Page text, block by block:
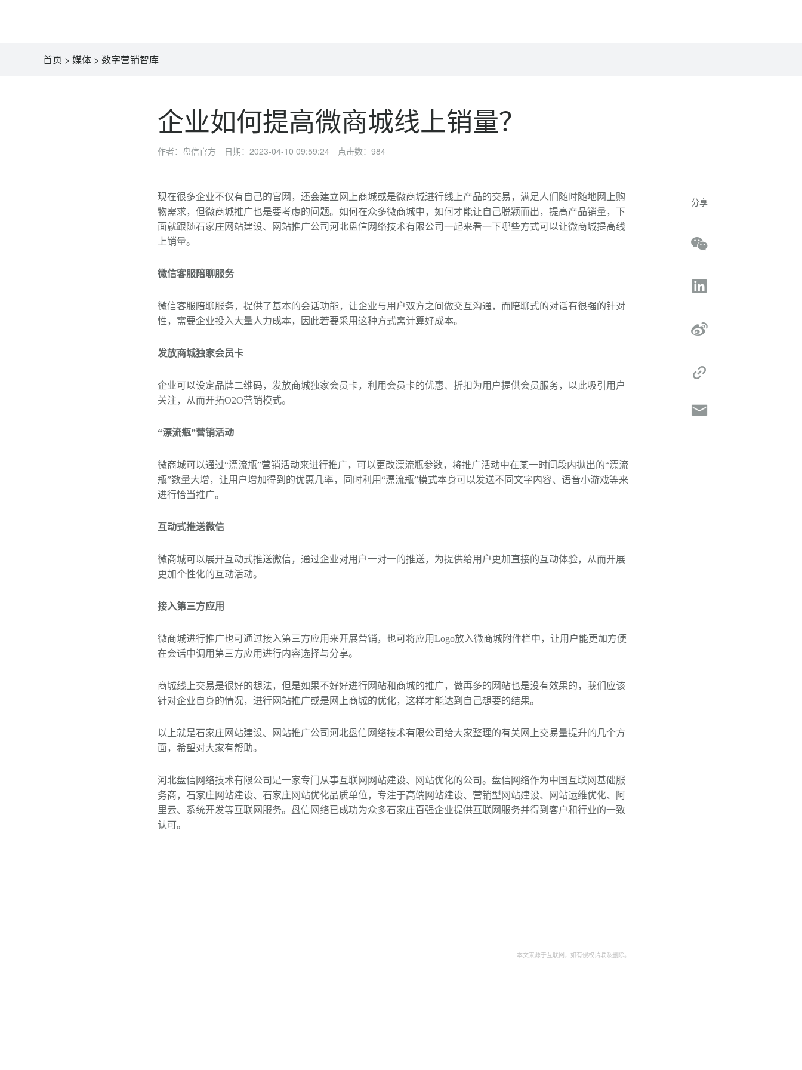
首页 > 媒体 > 数字营销智库
企业如何提高微商城线上销量？
作者：盘信官方 日期：2023-04-10 09:59:24 点击数： 984
现在很多企业不仅有自己的官网，还会建立网上商城或是微商城进行线上产品的交易，满足人们随时随地网上购
物需求，但微商城推广也是要考虑的问题。如何在众多微商城中，如何才能让自己脱颖而出，提高产品销量，下
面就跟随石家庄网站建设、网站推广公司河北盘信网络技术有限公司一起来看一下哪些方式可以让微商城提高线
上销量。
微信客服陪聊服务
微信客服陪聊服务，提供了基本的会话功能，让企业与用户双方之间做交互沟通，而陪聊式的对话有很强的针对
性，需要企业投入大量人力成本，因此若要采用这种方式需计算好成本。
发放商城独家会员卡
企业可以设定品牌二维码，发放商城独家会员卡，利用会员卡的优惠、折扣为用户提供会员服务，以此吸引用户
关注，从而开拓O2O营销模式。
“漂流瓶”营销活动
微商城可以通过“漂流瓶”营销活动来进行推广，可以更改漂流瓶参数，将推广活动中在某一时间段内抛出的“漂流
瓶”数量大增，让用户增加得到的优惠几率，同时利用“漂流瓶”模式本身可以发送不同文字内容、语音小游戏等来
进行恰当推广。
互动式推送微信
微商城可以展开互动式推送微信，通过企业对用户一对一的推送，为提供给用户更加直接的互动体验，从而开展
更加个性化的互动活动。
接入第三方应用
微商城进行推广也可通过接入第三方应用来开展营销，也可将应用Logo放入微商城附件栏中，让用户能更加方便
在会话中调用第三方应用进行内容选择与分享。
商城线上交易是很好的想法，但是如果不好好进行网站和商城的推广，做再多的网站也是没有效果的，我们应该
针对企业自身的情况，进行网站推广或是网上商城的优化，这样才能达到自己想要的结果。
以上就是石家庄网站建设、网站推广公司河北盘信网络技术有限公司给大家整理的有关网上交易量提升的几个方
面，希望对大家有帮助。
河北盘信网络技术有限公司是一家专门从事互联网网站建设、网站优化的公司。盘信网络作为中国互联网基础服
务商，石家庄网站建设、石家庄网站优化品质单位，专注于高端网站建设、营销型网站建设、网站运维优化、阿
里云、系统开发等互联网服务。盘信网络已成功为众多石家庄百强企业提供互联网服务并得到客户和行业的一致
认可。
本文来源于互联网，如有侵权请联系删除。
分享